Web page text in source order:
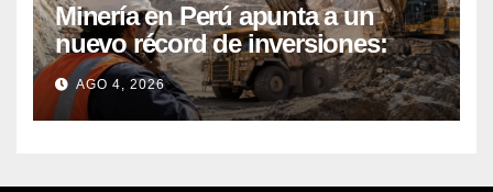
Minería en Perú apunta a un
nuevo récord de inversiones:
crecen los petitorios y el FMI
insta a destrabar proyectos
AGO 4, 2026